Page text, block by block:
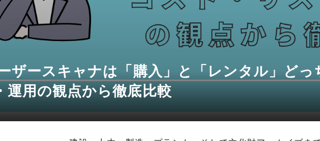
ザースキャナは「購入」と「レンタル」ど
運用の観点から徹底比較